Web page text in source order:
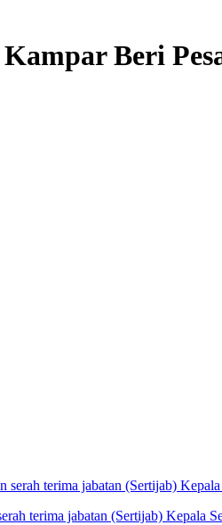
Beri
terima jabatan (Sertijab) Kepala